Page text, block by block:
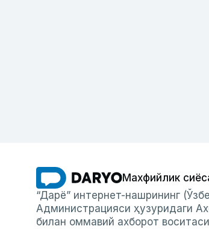
Махфийлик
“Дарё” интернет-нашрининг
Администрацияси ҳузуридаги
билан оммавий ахборот